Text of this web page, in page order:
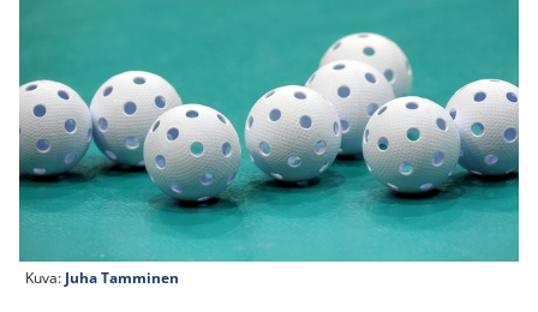
Kuva: Juha Tamminen